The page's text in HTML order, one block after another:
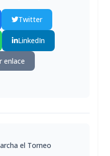
Twitter
LinkedIn
enlace
el Torneo